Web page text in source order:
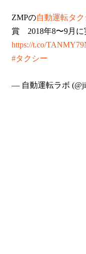
ZMPの自動運転タク
賞 2018年8〜9月に
https://t.co/
#タクシー
— 自動運転ラボ